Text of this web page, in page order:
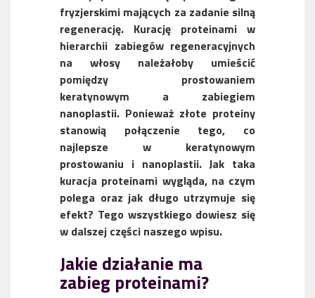
fryzjerskimi mających za zadanie silną
regenerację. Kurację proteinami w
hierarchii zabiegów regeneracyjnych
na włosy należałoby umieścić
pomiędzy prostowaniem
keratynowym a zabiegiem
nanoplastii. Ponieważ złote proteiny
stanowią połączenie tego, co
najlepsze w keratynowym
prostowaniu i nanoplastii. Jak taka
kuracja proteinami wygląda, na czym
polega oraz jak długo utrzymuje się
efekt? Tego wszystkiego dowiesz się
w dalszej części naszego wpisu.
Jakie działanie ma
zabieg proteinami?